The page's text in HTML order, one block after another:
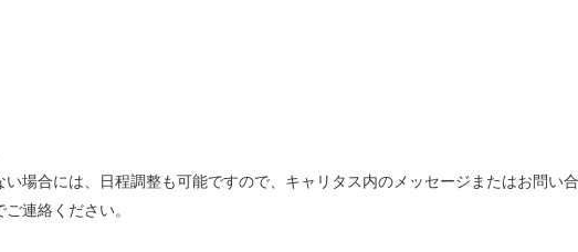
い場合には、日程調整も可能ですので、キャリタス内のメッセージまたはお問い合
連絡ください。